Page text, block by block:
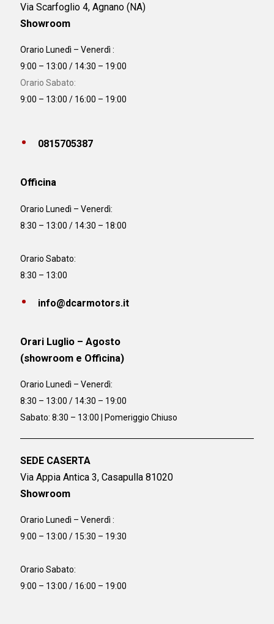
Via Scarfoglio 4, Agnano (NA)
Showroom
Orario Lunedì – Venerdì :
9:00 – 13:00 / 14:30 – 19:00
Orario Sabato:
9:00 – 13:00 / 16:00 – 19:00
0815705387
Officina
Orario Lunedì – Venerdì:
8:30 – 13:00 / 14:30 – 18:00
Orario Sabato:
8:30 – 13:00
info@dcarmotors.it
Orari Luglio – Agosto
(showroom e Officina)
Orario Lunedì – Venerdì:
8:30 – 13:00 / 14:30 – 19:00
Sabato: 8:30 – 13:00 | Pomeriggio Chiuso
SEDE CASERTA
Via Appia Antica 3, Casapulla 81020
Showroom
Orario Lunedì – Venerdì :
9:00 – 13:00 / 15:30 – 19:30
Orario Sabato:
9:00 – 13:00 / 16:00 – 19:00